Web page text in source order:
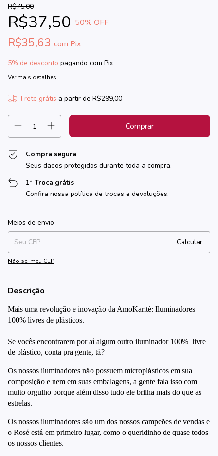
R$75,00
R$37,50 50% OFF
R$35,63 com Pix
5% de desconto pagando com Pix
Ver mais detalhes
Frete grátis a partir de R$299,00
Compra segura
Seus dados protegidos durante toda a compra.
1ª Troca grátis
Confira nossa política de trocas e devoluções.
Entregas para o CEP:
Meios de envio
Calcular
Não sei meu CEP
Descrição
Mais uma revolução e inovação da AmoKarité: Iluminadores
100% livres de plásticos.
Se vocês encontrarem por aí algum outro iluminador 100% livre
de plástico, conta pra gente, tá?
Os nossos iluminadores não possuem microplásticos em sua
composição e nem em suas embalagens, a gente fala isso com
muito orgulho porque além disso tudo ele brilha mais do que as
estrelas.
Os nossos iluminadores são um dos nossos campeões de vendas e
o Rosé está em primeiro lugar, como o queridinho de quase todos
os nossos clientes.